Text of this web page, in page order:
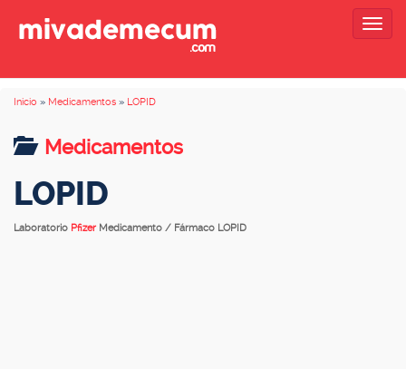
Inicio » Medicamentos » LOPID
Medicamentos
LOPID
Laboratorio Pfizer Medicamento / Fármaco LOPID